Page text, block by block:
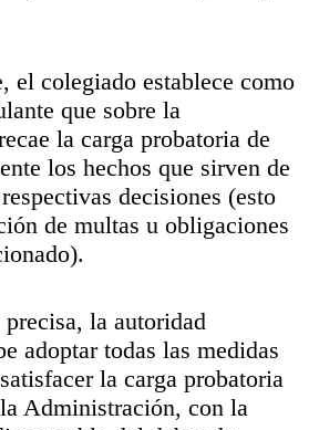
el colegiado establece como
que sobre la
la carga probatoria de
los hechos que sirven de
decisiones (esto
de multas u obligaciones
precisa, la autoridad
adoptar todas las medidas
la carga probatoria
Administración, con la